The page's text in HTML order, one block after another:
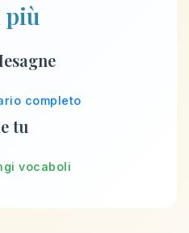
più
completo
tu
vocaboli